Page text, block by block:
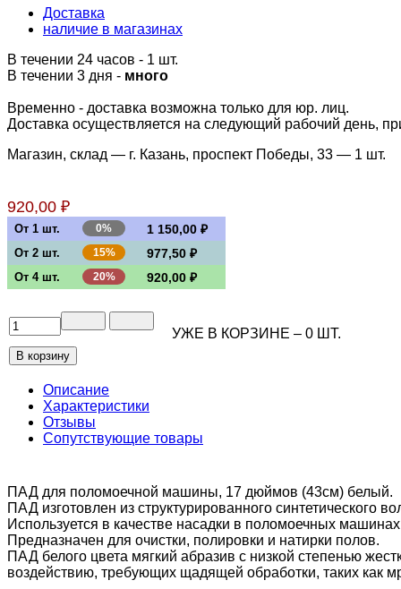
Доставка
наличие в магазинах
В течении 24 часов - 1 шт.
В течении 3 дня - много
Временно - доставка возможна только для юр. лиц.
Доставка осуществляется на следующий рабочий день,
Магазин, склад — г. Казань, проспект Победы, 33 — 1 шт.
920,00 ₽
От 1 шт. 0% 1 150,00 ₽
От 2 шт. 15% 977,50 ₽
От 4 шт. 20% 920,00 ₽
УЖЕ В КОРЗИНЕ – 0 ШТ.
Описание
Характеристики
Отзывы
Сопутствующие товары
ПАД для поломоечной машины, 17 дюймов (43см) белый.
ПАД изготовлен из структурированного синтетического
Используется в качестве насадки в поломоечных
Предназначен для очистки, полировки и натирки полов.
ПАД белого цвета мягкий абразив с низкой степенью
воздействию, требующих щадящей обработки, таких как